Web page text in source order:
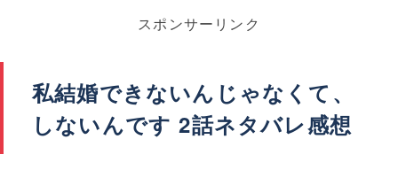
スポンサーリンク
私結婚できないんじゃなくて、
しないんです 2話ネタバレ感想